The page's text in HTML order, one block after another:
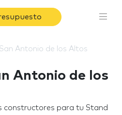
San Antonio de los Altos
Antonio de los
constructores para tu Stand